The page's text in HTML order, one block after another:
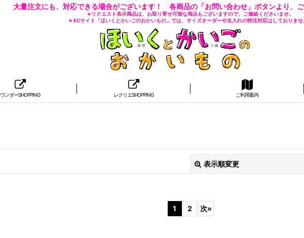
大量注文にも、対応できる場合がございます！ 各商品の「お問い合わせ」ボタンより、ご
※リクエスト表示商品は、お取り寄せ可能な商品もございますので、ご連絡くださいませ。
※ ECサイト「ほいくとかいごのおかいもの」では、サイズオーダーや名入れの特注対応はしておりませ
ワンダーSHOPPING レクリエSHOPPING ご利用案内
表示順変更
1 2 次»